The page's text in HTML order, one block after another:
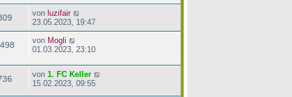
von luzifair
23.05.2023, 19:47
von Mogli
01.03.2023, 23:10
von 1. FC Keller
15.02.2023, 09:55